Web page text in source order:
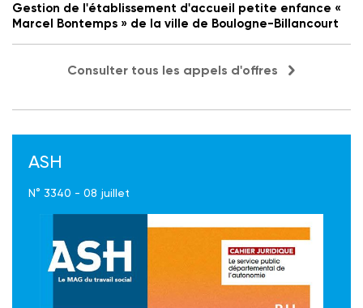
Gestion de l'établissement d'accueil petite enfance «
Marcel Bontemps » de la ville de Boulogne-Billancourt
Consulter tous les appels d'offres
ASH
N° 3340 - 08 juillet